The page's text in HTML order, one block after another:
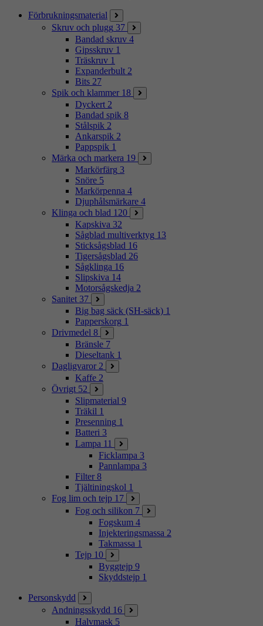
Förbrukningsmaterial
Skruv och plugg 37
Bandad skruv 4
Gipsskruv 1
Träskruv 1
Expanderbult 2
Bits 27
Spik och klammer 18
Dyckert 2
Bandad spik 8
Stålspik 2
Ankarspik 2
Pappspik 1
Märka och markera 19
Markörfärg 3
Snöre 5
Markörpenna 4
Djuphålsmärkare 4
Klinga och blad 120
Kapskiva 32
Sågblad multiverktyg 13
Sticksågsblad 16
Tigersågsblad 26
Sågklinga 16
Slipskiva 14
Motorsågskedja 2
Sanitet 37
Big bag säck (SH-säck) 1
Papperskorg 1
Drivmedel 8
Bränsle 7
Dieseltank 1
Dagligvaror 2
Kaffe 2
Övrigt 52
Slipmaterial 9
Träkil 1
Presenning 1
Batteri 3
Lampa 11
Ficklampa 3
Pannlampa 3
Filter 8
Tjältiningskol 1
Fog lim och tejp 17
Fog och silikon 7
Fogskum 4
Injekteringsmassa 2
Takmassa 1
Tejp 10
Byggtejp 9
Skyddstejp 1
Personskydd
Andningsskydd 16
Halvmask 5